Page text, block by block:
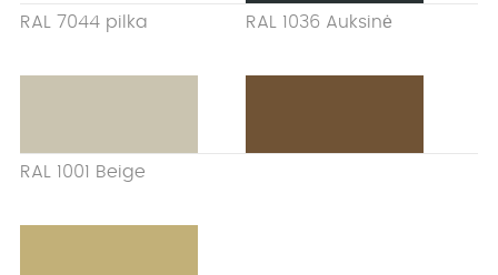
RAL 7044 pilka RAL 1036 Auksinė
RAL 1001 Beige